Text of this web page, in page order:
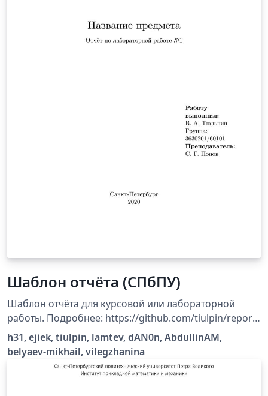
Шаблон отчёта (СПбПУ)
Шаблон отчёта для курсовой или лабораторной
работы. Подробнее: https://github.com/tiulpin/report-
template
h31, ejiek, tiulpin, lamtev, dAN0n, AbdullinAM,
belyaev-mikhail, vilegzhanina